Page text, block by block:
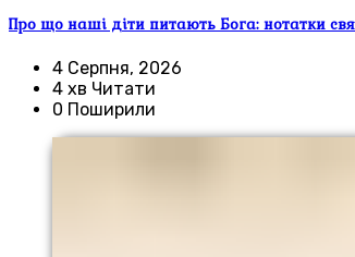
Про що наші діти питають Бога: нотатки
4 Серпня, 2026
4 хв Читати
0 Поширили